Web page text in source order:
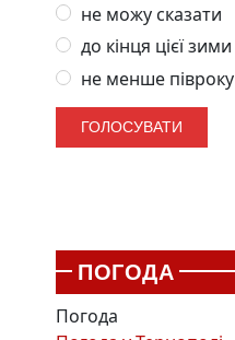
не можу сказати
до кінця цієї зими
не менше півроку
ПОГОДА
Погода